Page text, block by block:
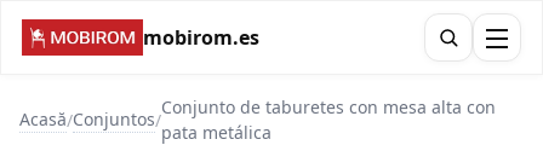
mobirom.es
Acasă/Conjuntos/
Conjunto de taburetes con mesa alta con
pata metálica